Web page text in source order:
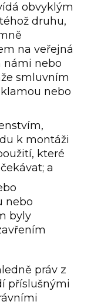
obvyklým
druhu,
na veřejná
námi nebo
smluvním
nebo
k montáži
které
a
nebo
byly
práv z
příslušnými